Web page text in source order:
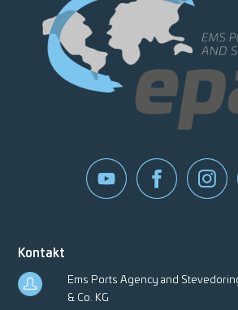
Kontakt
Ems Ports Agency and
& Co. KG